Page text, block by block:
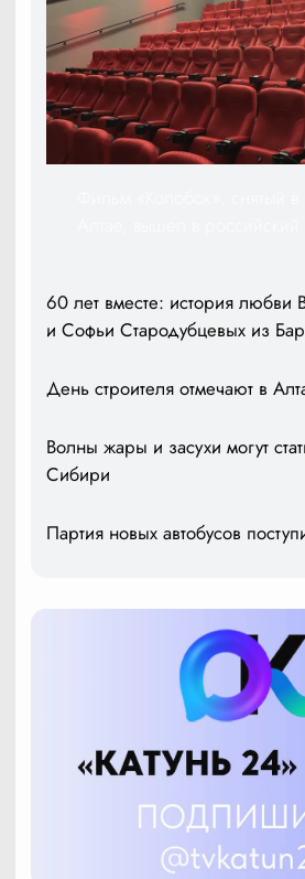
60 лет вместе: история любви
и Софьи Стародубцевых из
День строителя отмечают в
Волны жары и засухи могут
Сибири
Партия новых автобусов